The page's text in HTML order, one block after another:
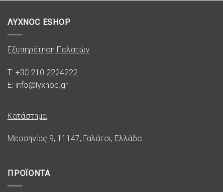
ΛΥΧΝΟC ESHOP
Εξυπηρέτηση Πελατών
T: +30 210 2224222
E: info@lyxnoc.gr
Κατάστημα
Μεσσηνίας 9, 11147, Γαλάτσι, Ελλάδα
ΠΡΟΪΟΝΤΑ